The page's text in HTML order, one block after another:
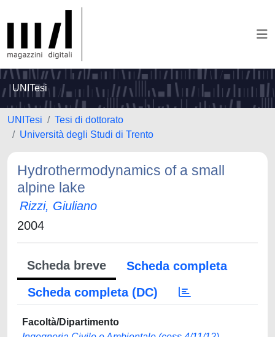
UNITesi
UNITesi
Tesi di dottorato
Università degli Studi di Trento
Hydrothermodynamics of a small
alpine lake
Rizzi, Giuliano
2004
Scheda breve
Scheda completa
Scheda completa (DC)
Facoltà/Dipartimento